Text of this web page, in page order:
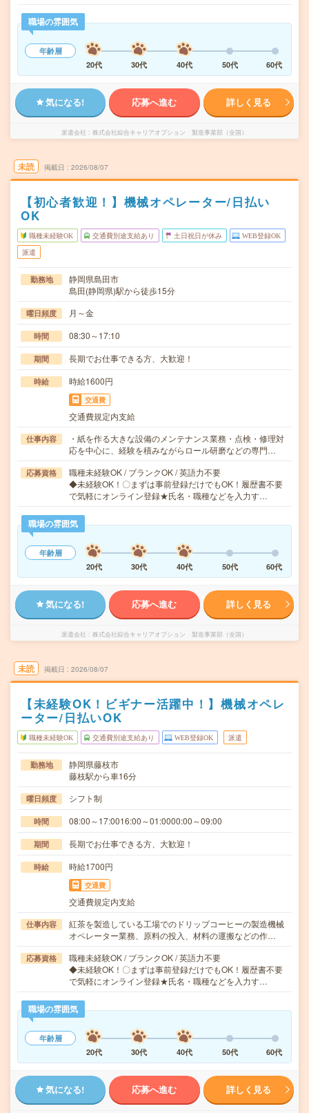
職場の雰囲気
年齢層
20代
30代 40代 50代 60代
気になる! 応募へ進む 詳しく見る
派遣会社 株式会社綜合キャリアオプション 製造事業部（全国）
未読 掲載日 2026/08/07
【初心者歓迎！】機械オペレーター/日払い
OK
職種未経験OK 交通費別途支給あり 土日祝日が休み WEB登録OK
派遣
勤務地
静岡県島田市
島田(静岡県)駅から徒歩15分
曜日頻度 月～金
時間 08:30～17:10
期間 長期でお仕事できる方、大歓迎！
時給 時給1600円
交通費
交通費規定内支給
仕事内容
・紙を作る大きな設備のメンテナンス業務・点検・修理対
応を中心に、経験を積みながらロール研磨などの専門…
応募資格
職種未経験OK / ブランクOK / 英語力不要
◆未経験OK！〇まずは事前登録だけでもOK！履歴書不要
で気軽にオンライン登録★氏名・職種などを入力す…
職場の雰囲気
年齢層
20代
30代 40代 50代 60代
気になる! 応募へ進む 詳しく見る
派遣会社 株式会社綜合キャリアオプション 製造事業部（全国）
未読 掲載日 2026/08/07
【未経験OK！ビギナー活躍中！】機械オペレ
ーター/日払いOK
職種未経験OK 交通費別途支給あり WEB登録OK 派遣
勤務地
静岡県藤枝市
藤枝駅から車16分
曜日頻度 シフト制
時間 08:00～17:0016:00～01:0000:00～09:00
期間 長期でお仕事できる方、大歓迎！
時給 時給1700円
交通費
交通費規定内支給
仕事内容
紅茶を製造している工場でのドリップコーヒーの製造機械
オペレーター業務、原料の投入、材料の運搬などの作…
応募資格
職種未経験OK / ブランクOK / 英語力不要
◆未経験OK！〇まずは事前登録だけでもOK！履歴書不要
で気軽にオンライン登録★氏名・職種などを入力す…
職場の雰囲気
年齢層
20代
30代 40代 50代 60代
気になる! 応募へ進む 詳しく見る